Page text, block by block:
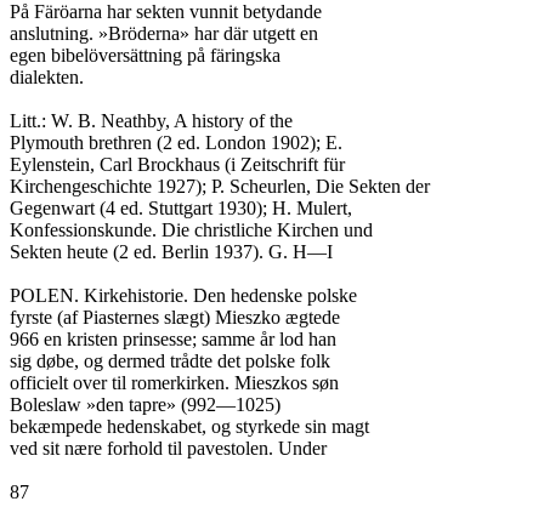
På Färöarna har sekten vunnit betydande
anslutning. »Bröderna» har där utgett en
egen bibelöversättning på färingska
dialekten.
Litt.: W. B. Neathby, A history of the
Plymouth brethren (2 ed. London 1902); E.
Eylenstein, Carl Brockhaus (i Zeitschrift für
Kirchengeschichte 1927); P. Scheurlen, Die Sekten der
Gegenwart (4 ed. Stuttgart 1930); H. Mulert,
Konfessionskunde. Die christliche Kirchen und
Sekten heute (2 ed. Berlin 1937). G. H—I
POLEN. Kirkehistorie. Den hedenske polske
fyrste (af Piasternes slægt) Mieszko ægtede
966 en kristen prinsesse; samme år lod han
sig døbe, og dermed trådte det polske folk
officielt over til romerkirken. Mieszkos søn
Boleslaw »den tapre» (992—1025)
bekæmpede hedenskabet, og styrkede sin magt
ved sit nære forhold til pavestolen. Under
87